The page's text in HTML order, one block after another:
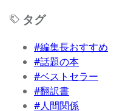
タグ
#編集長おすすめ
#話題の本
#ベストセラー
#翻訳書
#人間関係